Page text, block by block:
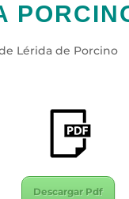
Lérida de Porcino
Descargar Pdf